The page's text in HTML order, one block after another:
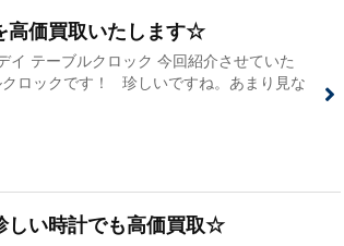
高価買取いたします☆
イ テーブルクロック 今回紹介させていた
ロックです！ 珍しいですね。あまり見な
しい時計でも高価買取☆